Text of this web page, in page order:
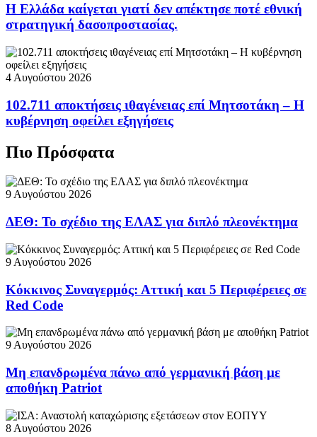
Η Ελλάδα καίγεται γιατί δεν απέκτησε ποτέ εθνική
στρατηγική δασοπροστασίας.
4 Αυγούστου 2026
102.711 αποκτήσεις ιθαγένειας επί Μητσοτάκη – Η
κυβέρνηση οφείλει εξηγήσεις
Πιο Πρόσφατα
9 Αυγούστου 2026
ΔΕΘ: Το σχέδιο της ΕΛΑΣ για διπλό πλεονέκτημα
9 Αυγούστου 2026
Κόκκινος Συναγερμός: Αττική και 5 Περιφέρειες σε
Red Code
9 Αυγούστου 2026
Μη επανδρωμένα πάνω από γερμανική βάση με
αποθήκη Patriot
8 Αυγούστου 2026